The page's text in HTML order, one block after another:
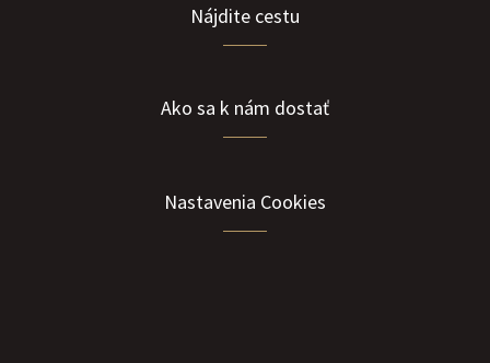
Nájdite cestu
Ako sa k nám dostať
Nastavenia Cookies